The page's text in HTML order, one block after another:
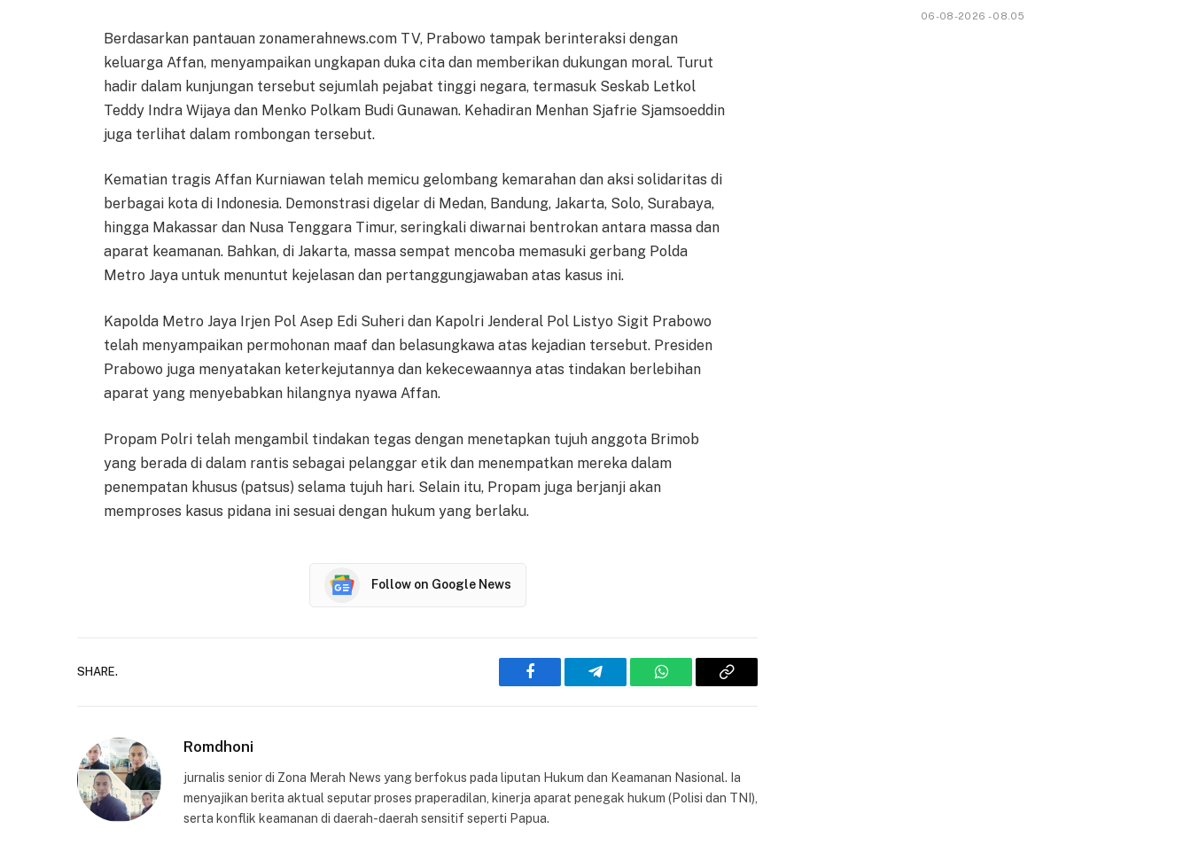
Berdasarkan pantauan zonamerahnews.com TV, Prabowo tampak berinteraksi dengan
keluarga Affan, menyampaikan ungkapan duka cita dan memberikan dukungan moral. Turut
hadir dalam kunjungan tersebut sejumlah pejabat tinggi negara, termasuk Seskab Letkol
Teddy Indra Wijaya dan Menko Polkam Budi Gunawan. Kehadiran Menhan Sjafrie Sjamsoeddin
juga terlihat dalam rombongan tersebut.
Kematian tragis Affan Kurniawan telah memicu gelombang kemarahan dan aksi solidaritas di
berbagai kota di Indonesia. Demonstrasi digelar di Medan, Bandung, Jakarta, Solo, Surabaya,
hingga Makassar dan Nusa Tenggara Timur, seringkali diwarnai bentrokan antara massa dan
aparat keamanan. Bahkan, di Jakarta, massa sempat mencoba memasuki gerbang Polda
Metro Jaya untuk menuntut kejelasan dan pertanggungjawaban atas kasus ini.
Kapolda Metro Jaya Irjen Pol Asep Edi Suheri dan Kapolri Jenderal Pol Listyo Sigit Prabowo
telah menyampaikan permohonan maaf dan belasungkawa atas kejadian tersebut. Presiden
Prabowo juga menyatakan keterkejutannya dan kekecewaannya atas tindakan berlebihan
aparat yang menyebabkan hilangnya nyawa Affan.
Propam Polri telah mengambil tindakan tegas dengan menetapkan tujuh anggota Brimob
yang berada di dalam rantis sebagai pelanggar etik dan menempatkan mereka dalam
penempatan khusus (patsus) selama tujuh hari. Selain itu, Propam juga berjanji akan
memproses kasus pidana ini sesuai dengan hukum yang berlaku.
Follow on Google News
SHARE.
Facebook Telegram WhatsAppCopy
Romdhoni
jurnalis senior di Zona Merah News yang berfokus pada liputan Hukum dan Keamanan Nasional. Ia
menyajikan berita aktual seputar proses praperadilan, kinerja aparat penegak hukum (Polisi dan TNI),
serta konflik keamanan di daerah-daerah sensitif seperti Papua.
06-08-2026 - 08.05